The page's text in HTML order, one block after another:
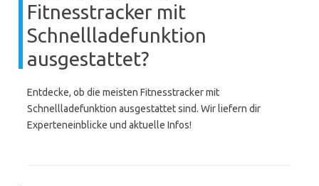
Fitnesstracker mit
Schnellladefunktion
ausgestattet?
Entdecke, ob die meisten Fitnesstracker mit
Schnellladefunktion ausgestattet sind. Wir liefern dir
Experteneinblicke und aktuelle Infos!